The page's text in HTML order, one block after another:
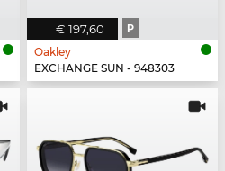
€ 197,60 P
Oakley
EXCHANGE SUN - 948303